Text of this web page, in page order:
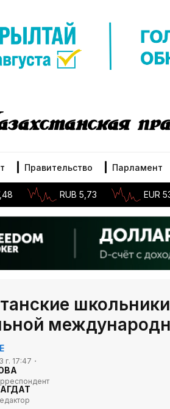
Правительство Парламент
RUB 5,73 EUR
г. 17:47